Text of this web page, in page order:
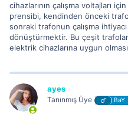
cihazlarının çalışma voltajları
prensibi, kendinden önceki
sonraki trafonun çalışma
dönüştürmektir. Bu çeşit
elektrik cihazlarına uygun
ayes
Tanınmış Üye BaY